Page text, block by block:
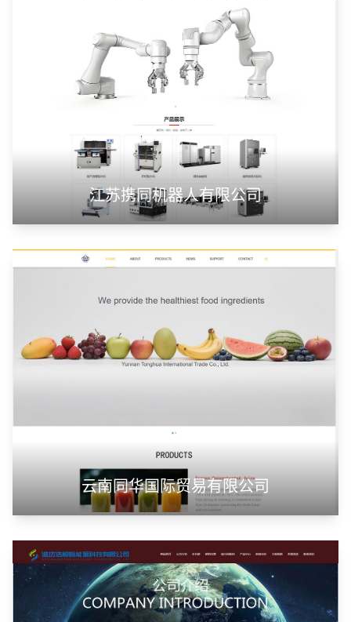
江苏携同机器人有限公司
云南同华国际贸易有限公司